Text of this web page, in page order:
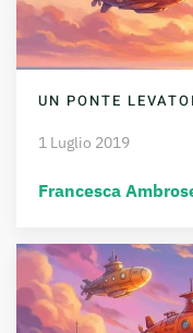
UN PONTE
1 Luglio 2019
Francesca